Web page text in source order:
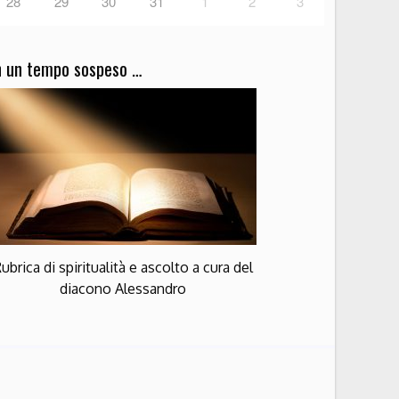
un tempo sospeso …
di spiritualità e ascolto a cura del
diacono Alessandro